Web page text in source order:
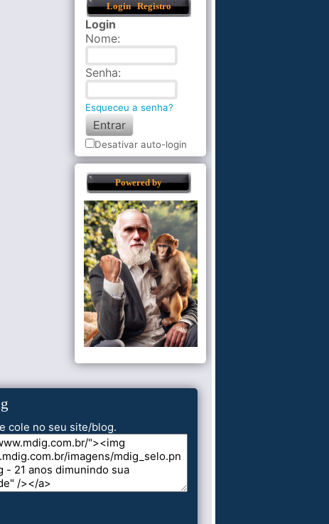
Login Registro
Login
Nome:
Senha:
Esqueceu a senha?
Desativar auto-login
Powered by
cole no seu site/blog.